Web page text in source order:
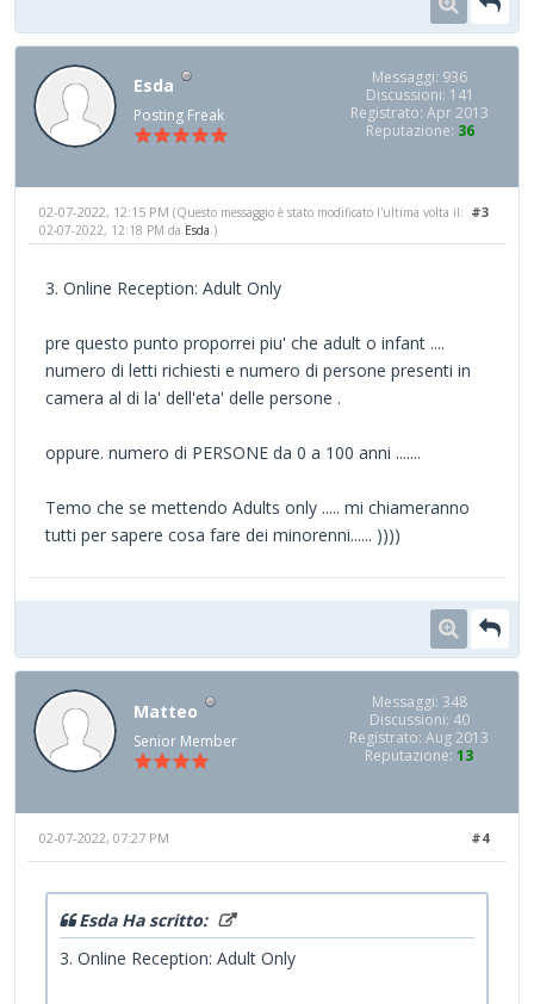
Esda
Posting Freak
Messaggi: 936
Discussioni: 141
Registrato: Apr 2013
Reputazione: 36
#3
02-07-2022, 12:15 PM (Questo messaggio è stato modificato l'ultima volta il:
02-07-2022, 12:18 PM da Esda.)
3. Online Reception: Adult Only
pre questo punto proporrei piu' che adult o infant ....
numero di letti richiesti e numero di persone presenti in
camera al di la' dell'eta' delle persone .
oppure. numero di PERSONE da 0 a 100 anni .......
Temo che se mettendo Adults only ..... mi chiameranno
tutti per sapere cosa fare dei minorenni...... ))))
Matteo
Senior Member
Messaggi: 348
Discussioni: 40
Registrato: Aug 2013
Reputazione: 13
#4
02-07-2022, 07:27 PM
Esda Ha scritto:
3. Online Reception: Adult Only